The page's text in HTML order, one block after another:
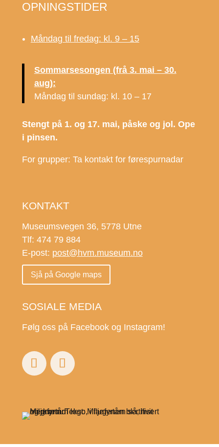
OPNINGSTIDER
Måndag til fredag: kl. 9 – 15
Sommarsesongen (frå 3. mai – 30.
aug):
Måndag til sundag: kl. 10 – 17
Stengt på 1. og 17. mai, påske og jol. Ope
i pinsen.
For grupper: Ta kontakt for førespurnadar
KONTAKT
Museumsvegen 36, 5778 Utne
Tlf: 474 79 884
E-post: post@hvm.museum.no
Sjå på Google maps
SOSIALE MEDIA
Følg oss på Facebook og Instagram!